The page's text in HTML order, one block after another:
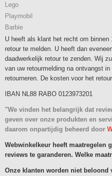
Lego
Playmobil
Barbie
U heeft als klant het recht om binnen
retour te melden. U heeft dan
daadwerkelijk retour te zenden. Wij
van uw retourmelding na ontvangst
retourneren. De kosten voor het
IBAN NL88 RABO 0123973201
"We vinden het belangrijk dat
geven over onze produkten en
daarom onpartijdig beheerd door
Webwinkelkeur heeft maatregelen
reviews te garanderen. Welke
Onze klanten worden niet